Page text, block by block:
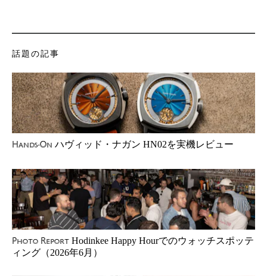
話題の記事
Hands-On ハヴィッド・ナガン HN02を実機レビュー
Photo Report Hodinkee Happy Hourでのウォッチスポッテ
ィング（2026年6月）